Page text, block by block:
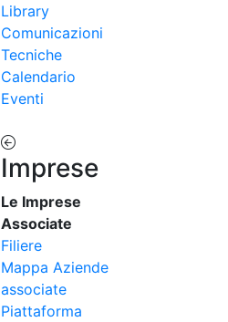
Library
Comunicazioni
Tecniche
Calendario
Eventi
Imprese
Le Imprese
Associate
Filiere
Mappa Aziende
associate
Piattaforma